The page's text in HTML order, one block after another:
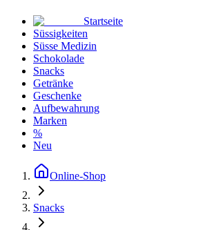
Startseite
Süssigkeiten
Süsse Medizin
Schokolade
Snacks
Getränke
Geschenke
Aufbewahrung
Marken
%
Neu
Online-Shop
Snacks